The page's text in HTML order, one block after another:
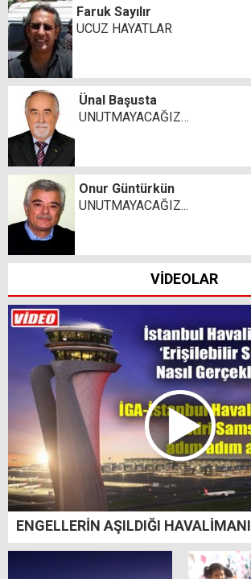
Faruk Sayılır
UCUZ HAYATLAR
Ünal Başusta
UNUTMAYACAĞIZ…
Onur Güntürkün
UNUTMAYACAĞIZ...
VİDEOLAR
ENGELLERİN AŞILDIĞI HAVALİMANI